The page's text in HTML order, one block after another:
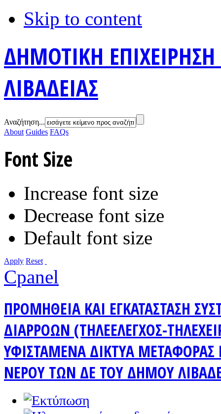
Skip to content
ΔΗΜΟΤΙΚΗ
ΛΙΒΑΔΕΙΑΣ
Αναζήτηση...
About Guides FAQs
Font Size
Increase font size
Decrease font size
Default font size
Apply Reset
Cpanel
ΠΡΟΜΗΘΕΙΑ ΚΑΙ ΕΓΚΑΤΑΣΤΑΣΗ
ΔΙΑΡΡΟΩΝ (ΤΗΛΕΕΛΕΓΧΟΣ-
ΥΦΙΣΤΑΜΕΝΑ ΔΙΚΤΥΑ
ΝΕΡΟΥ ΤΩΝ ΔΕ ΤΟΥ ΔΗΜΟΥ